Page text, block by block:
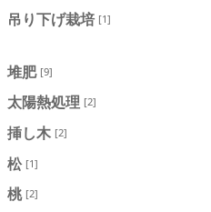
吊り下げ栽培 [1]
堆肥 [9]
太陽熱処理 [2]
挿し木 [2]
松 [1]
桃 [2]